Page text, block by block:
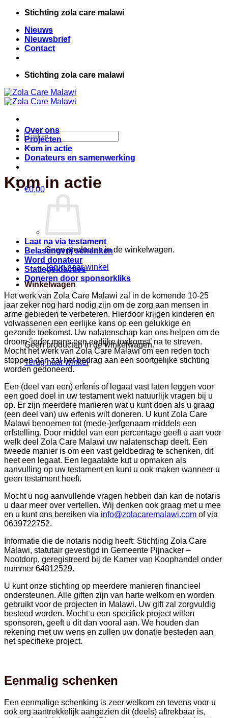
inhoud
Stichting zola care malawi
Nieuws
Nieuwsbrief
Contact
Stichting zola care malawi
Zoeken
naar:
€0,00
Geen producten in de winkelwagen.
Terug naar winkel
Winkelwagen
Geen producten in de winkelwagen.
Terug naar winkel
Over ons
Projecten
Kom in actie
Donateurs en samenwerking
Kom in actie
Laat na via testament
Belastingvrij schenken
Word donateur
Statiegeldacties
Doneren door sponsorkliks
Het werk van Zola Care Malawi zal in de komende 10-25
jaar zeker nog hard nodig zijn om de zorg aan mensen in
arme gebieden te verbeteren. Hierdoor krijgen kinderen en
volwassenen een eerlijke kans op een gelukkige en
gezonde toekomst. Uw nalatenschap kan ons helpen om de
droom ‘ieder mens een eerlijke toekomst’ na te streven.
Mocht het werk van Zola Care Malawi om een reden toch
stoppen dan zal het bedrag aan een soortgelijke stichting
worden gedoneerd.
Een (deel van een) erfenis of legaat vast laten leggen voor
een goed doel in uw testament wekt natuurlijk vragen bij u
op. Er zijn meerdere manieren wat u kunt doen als u graag
(een deel van) uw erfenis wilt doneren. U kunt Zola Care
Malawi benoemen tot (mede-)erfgenaam middels een
erfstelling. Door middel van een percentage geeft u aan voor
welk deel Zola Care Malawi uw nalatenschap deelt. Een
tweede manier is om een vast geldbedrag te schenken, dit
heet een legaat. Een legaatakte kut u opmaken als
aanvulling op uw testament en kunt u ook maken wanneer u
geen testament heeft.
Mocht u nog aanvullende vragen hebben dan kan de notaris
u daar meer over vertellen. Wij denken ook graag met u mee
en u kunt ons bereiken via info@zolacaremalawi.com of via
0639722752.
Informatie die de notaris nodig heeft: Stichting Zola Care
Malawi, statutair gevestigd in Gemeente Pijnacker –
Nootdorp, geregistreerd bij de Kamer van Koophandel onder
nummer 64812529.
U kunt onze stichting op meerdere manieren financieel
ondersteunen. Alle giften zijn van harte welkom en worden
gebruikt voor de projecten in Malawi. Uw gift zal zorgvuldig
besteed worden. Mocht u een specifiek project willen
sponsoren, geeft u dit dan vooral aan. We houden dan
rekening met uw wens en zullen uw donatie besteden aan
het specifieke project.
Eenmalig schenken
Een eenmalige schenking is zeer welkom en tevens voor u
ook erg aantrekkelijk aangezien dit (deels) aftrekbaar is,